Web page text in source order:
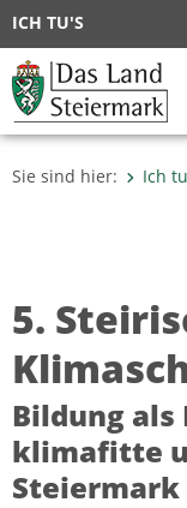
ICH TU'S
Sie sind hier: Ich
5.
Bildung
klimafitte
Steiermark